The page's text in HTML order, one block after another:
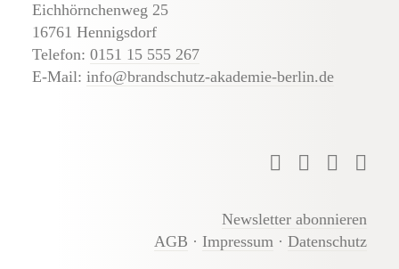
Eichhörnchenweg 25
16761 Hennigsdorf
Telefon: 0151 15 555 267
E-Mail: info@brandschutz-akademie-berlin.de
Newsletter abonnieren
AGB · Impressum · Datenschutz